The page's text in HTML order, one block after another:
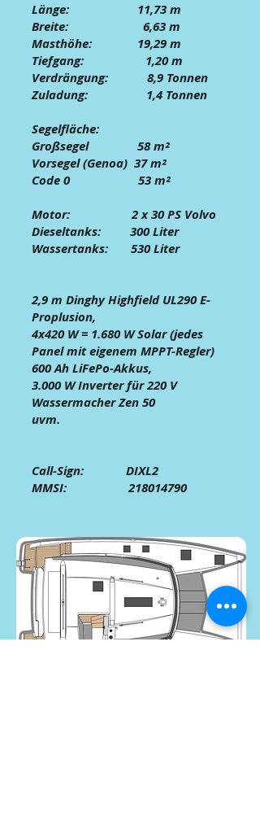
Länge: 11,73 m
Breite: 6,63 m
Masthöhe: 19,29m
Tiefgang: 1,20 m
Verdrängung: 8,9 Tonnen
Zuladung: 1,4 Tonnen
Segelfläche:
Großsegel 58 m²
Vorsegel (Genoa) 37 m²
Code 0 53 m²
Motor: 2 x 30 PS Volvo
Dieseltanks: 300 Liter
Wassertanks: 530 Liter
2,9 m Dinghy Highfield UL290 E-
Proplusion,
4x420 W = 1.680 WSolar (jedes
Panel mit eigenem MPPT-Regler)
600 Ah LiFePo-Akkus,
3.000 W Inverter für 220 V
Wassermacher Zen 50
uvm.
Call-Sign: DIXL2
MMSI:218014790